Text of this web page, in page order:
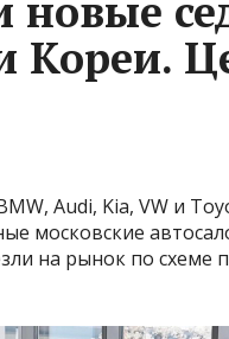
Кореи.
Audi, Kia, VW и
московские
на рынок по схеме